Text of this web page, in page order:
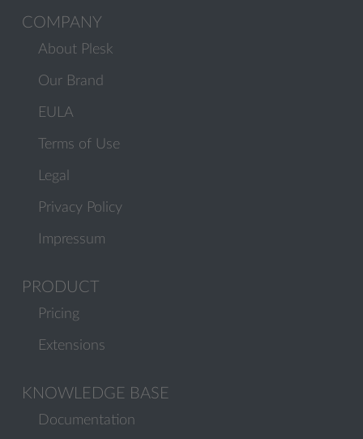
COMPANY
About Plesk
Our Brand
EULA
Terms of Use
Legal
Privacy Policy
Impressum
PRODUCT
Pricing
Extensions
KNOWLEDGE BASE
Documentation